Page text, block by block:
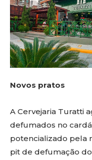
Novos pratos
A Cervejaria Turatti
defumados no
potencializado pela
pit de defumação do